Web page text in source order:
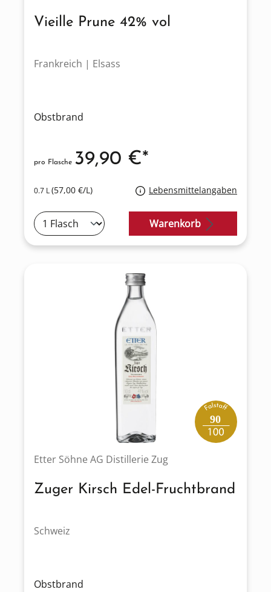
Vieille Prune 42% vol
Frankreich | Elsass
Obstbrand
0.7 L(57,00 €/L) Lebensmittelangaben
pro Flasche 39,90 €*
Warenkorb
90
Etter Söhne AG Distillerie Zug
Zuger Kirsch Edel-Fruchtbrand
Schweiz
Obstbrand